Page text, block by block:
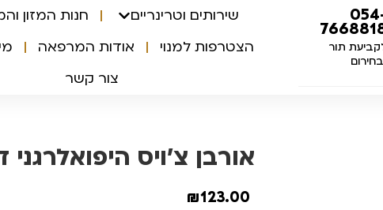
תור
שירותים וטרינריים
חנות המזון
הצטרפות למנוי
אודות המרפאה
צור קשר
אורבן צ’ויס היפואלרגני דגי
123.00
₪